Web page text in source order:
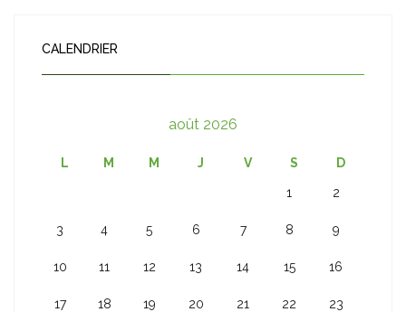
CALENDRIER
août 2026
L M M J V S D
1 2
3 4 5 6 7 8 9
10 11 12 13 14 15 16
17 18 19 20 21 22 23